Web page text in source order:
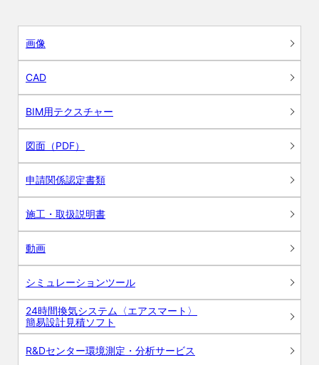
画像
CAD
BIM用テクスチャー
図面（PDF）
申請関係認定書類
施工・取扱説明書
動画
シミュレーションツール
24時間換気システム〈エアスマート〉
簡易設計見積ソフト
R&Dセンター環境測定・分析サービス